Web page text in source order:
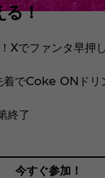
る！
Xでファンタ早押
着でCoke ONドリ
終了
今すぐ参加！